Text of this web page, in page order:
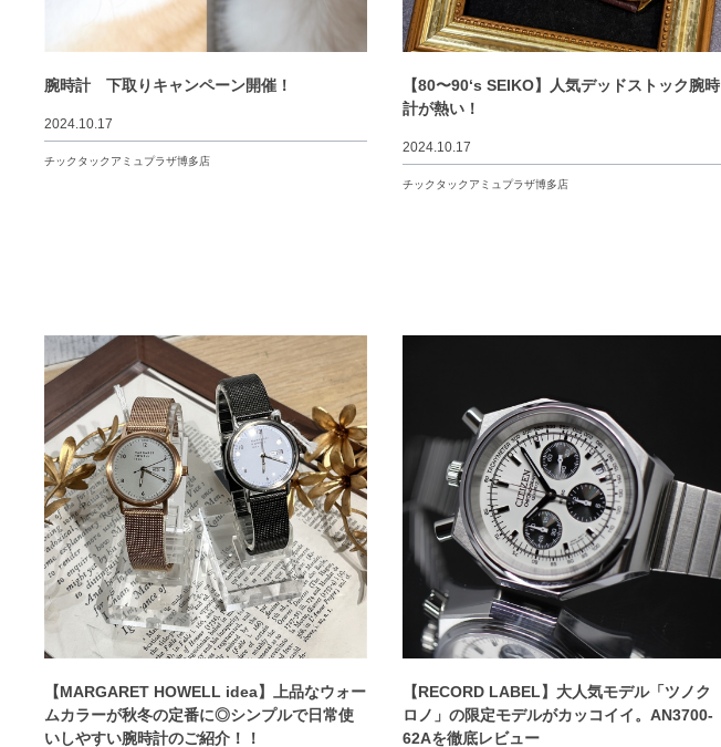
腕時計 下取りキャンペーン開催！
2024.10.17
チックタックアミュプラザ博多店
【80〜90‘s SEIKO】人気デッドストック腕時
計が熱い！
2024.10.17
チックタックアミュプラザ博多店
【MARGARET HOWELL idea】上品なウォー
ムカラーが秋冬の定番に◎シンプルで日常使
いしやすい腕時計のご紹介！！
【RECORD LABEL】大人気モデル「ツノク
ロノ」の限定モデルがカッコイイ。AN3700-
62Aを徹底レビュー